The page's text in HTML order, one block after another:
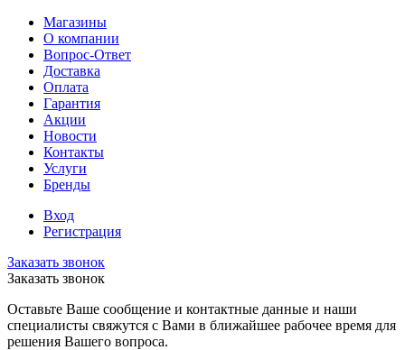
Магазины
О компании
Вопрос-Ответ
Доставка
Оплата
Гарантия
Акции
Новости
Контакты
Услуги
Бренды
Вход
Регистрация
Заказать звонок
Заказать звонок
Оставьте Ваше сообщение и контактные данные и наши
специалисты свяжутся с Вами в ближайшее рабочее время для
решения Вашего вопроса.